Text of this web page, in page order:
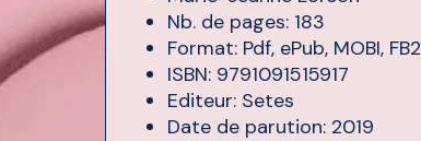
Nb. de pages: 183
Format: Pdf, ePub, MOBI, FB2
ISBN: 9791091515917
Editeur: Setes
Date de parution: 2019